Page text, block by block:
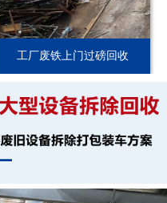
工厂废铁上门过磅回收